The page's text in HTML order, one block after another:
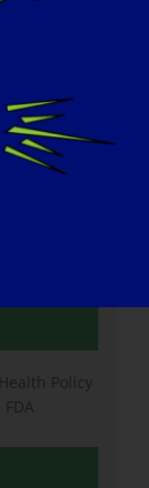
Policy